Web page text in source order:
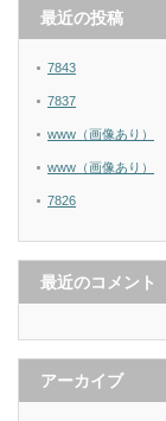
最近の投稿
7843
7837
www（画像あり）
www（画像あり）
7826
最近のコメント
アーカイブ